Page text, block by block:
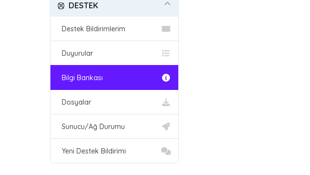
DESTEK
Destek Bildirimlerim
Duyurular
Bilgi Bankası
Dosyalar
Sunucu/Ağ Durumu
Yeni Destek Bildirimi